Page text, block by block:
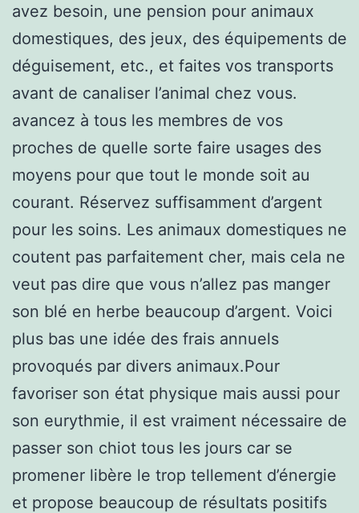
avez besoin, une pension pour animaux
domestiques, des jeux, des équipements de
déguisement, etc., et faites vos transports
avant de canaliser l’animal chez vous.
avancez à tous les membres de vos
proches de quelle sorte faire usages des
moyens pour que tout le monde soit au
courant. Réservez suffisamment d’argent
pour les soins. Les animaux domestiques ne
coutent pas parfaitement cher, mais cela ne
veut pas dire que vous n’allez pas manger
son blé en herbe beaucoup d’argent. Voici
plus bas une idée des frais annuels
provoqués par divers animaux.Pour
favoriser son état physique mais aussi pour
son eurythmie, il est vraiment nécessaire de
passer son chiot tous les jours car se
promener libère le trop tellement d’énergie
et propose beaucoup de résultats positifs